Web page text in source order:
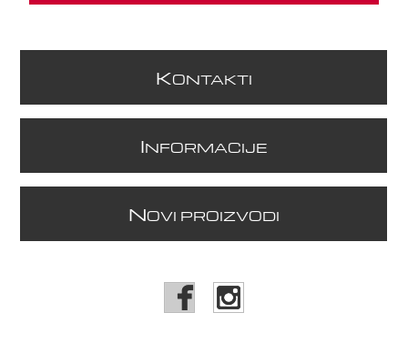
KONTAKTI
INFORMACIJE
NOVI PROIZVODI